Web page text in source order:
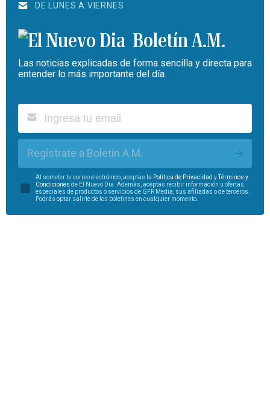
DE LUNES A VIERNES
Boletín A.M.
Las noticias explicadas de forma sencilla y directa para
entender lo más importante del día.
Regístrate a Boletín A.M.
Al someter tu correo electrónico, aceptas la Política de Privacidad y
Términos y
Condiciones de El Nuevo Día. Además, aceptas recibir información u ofertas
especiales de productos o servicios de GFR Media, sus afiliadas o de terceros.
Podrás optar salirte de los boletines en cualquier momento.